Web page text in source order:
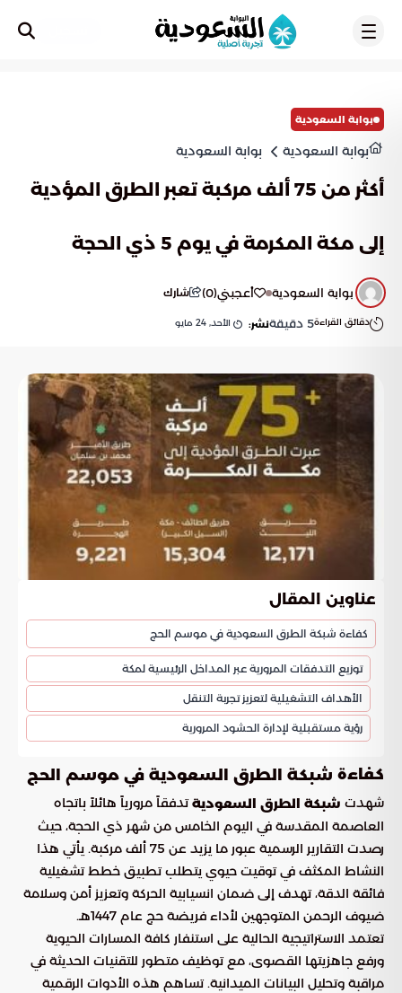
بوابة السعودية
بوابة السعودية بوابة السعودية
أكثر من 75 ألف مركبة تعبر الطرق المؤدية
إلى مكة المكرمة في يوم 5 ذي الحجة
بوابة السعودية أعجبني(
0
) شارك
دقائق القراءة5 دقيقةنشر: الأحد, 24 مايو
عناوين المقال
كفاءة شبكة الطرق السعودية في موسم الحج
توزيع التدفقات المرورية عبر المداخل الرئيسية لمكة
الأهداف التشغيلية لتعزيز تجربة التنقل
رؤية مستقبلية لإدارة الحشود المرورية
كفاءة شبكة الطرق السعودية في موسم الحج
شهدت شبكة الطرق السعوديةتدفقاً مرورياً هائلاً باتجاه
العاصمة المقدسة في اليوم الخامس من شهر ذي الحجة، حيث
رصدت التقارير الرسمية عبور ما يزيد عن 75 ألف مركبة. يأتي هذا
النشاط المكثف في توقيت حيوي يتطلب تطبيق خطط تشغيلية
فائقة الدقة، تهدف إلى ضمان انسيابية الحركة وتعزيز أمن وسلامة
ضيوف الرحمن المتوجهين لأداء فريضة حج عام 1447هـ.
تعتمد الاستراتيجية الحالية على استنفار كافة المسارات الحيوية
ورفع جاهزيتها القصوى، مع توظيف متطور للتقنيات الحديثة في
مراقبة وتحليل البيانات الميدانية. تساهم هذه الأدوات الرقمية